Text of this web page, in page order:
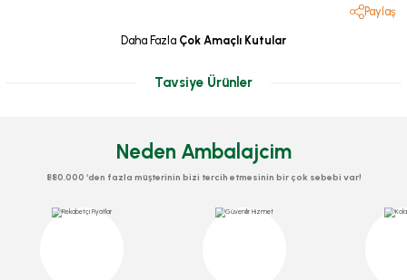
Paylaş
Daha Fazla Çok Amaçlı Kutular
Tavsiye Ürünler
Neden Ambalajcim
880.000 ‘den fazla müşterinin bizi tercih etmesinin bir çok sebebi var!